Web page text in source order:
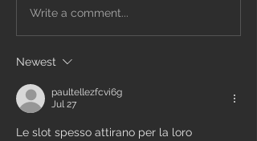
Write a comment...
Newest
paultellezfcvi6g
Jul 27
Le slot spesso attirano per la loro